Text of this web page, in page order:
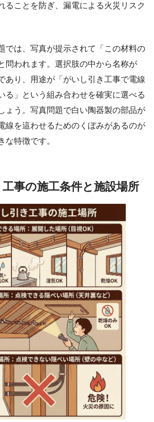
ることを防ぎ、漏電による火災リスク
では、写真が提示されて「この材料の
問われます。選択肢の中から名称が
あり、用途が「がいし引き工事で電線
る」という組み合わせを確実に選べる
ょう。写真問題で白い陶器製の部品が
線を這わせるためのくぼみがあるのが
な特徴です。
事の施工条件と施設場所